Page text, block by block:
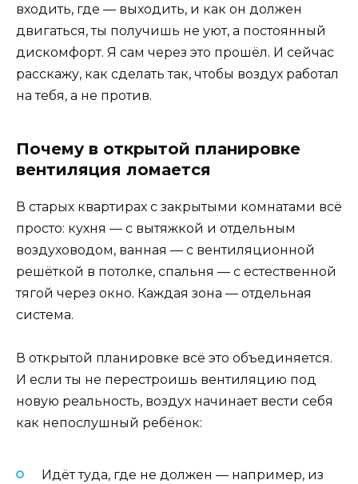
входить, где — выходить, и как он должен
двигаться, ты получишь не уют, а постоянный
дискомфорт. Я сам через это прошёл. И сейчас
расскажу, как сделать так, чтобы воздух работал
на тебя, а не против.
Почему в открытой планировке
вентиляция ломается
В старых квартирах с закрытыми комнатами всё
просто: кухня — с вытяжкой и отдельным
воздуховодом, ванная — с вентиляционной
решёткой в потолке, спальня — с естественной
тягой через окно. Каждая зона — отдельная
система.
В открытой планировке всё это объединяется.
И если ты не перестроишь вентиляцию под
новую реальность, воздух начинает вести себя
как непослушный ребёнок:
Идёт туда, где не должен — например, из